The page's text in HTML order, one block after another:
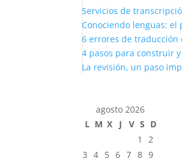
Servicios de
Conociendo lenguas: el
6 errores de traducción
4 pasos para construir
La revisión, un paso
agosto 2026
L M X J V S D
1
2
3
4 5 6 7 8 9